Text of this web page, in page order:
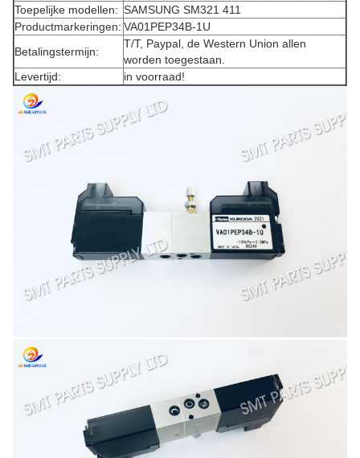
Toepelijke modellen: SAMSUNG SM321 411
Productmarkeringen: VA01PEP34B-1U
Betalingstermijn:
T/T, Paypal, de Western Union allen
worden toegestaan.
Levertijd:
in voorraad!